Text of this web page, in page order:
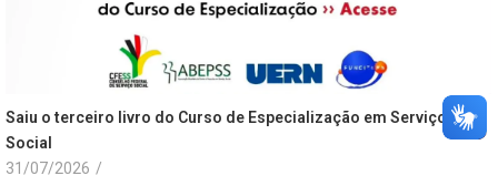
Saiu o terceiro livro do Curso de Especialização em Serviço
Social
31/07/2026 /